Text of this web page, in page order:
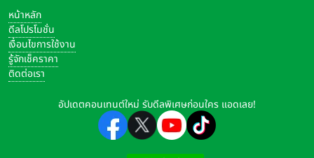
หน้าหลัก
ดีลโปรโมชั่น
เงื่อนไขการใช้งาน
รู้จักเช็คราคา
ติดต่อเรา
อัปเดตคอนเทนต์ใหม่ รับดีลพิเศษก่อนใคร แอดเลย!